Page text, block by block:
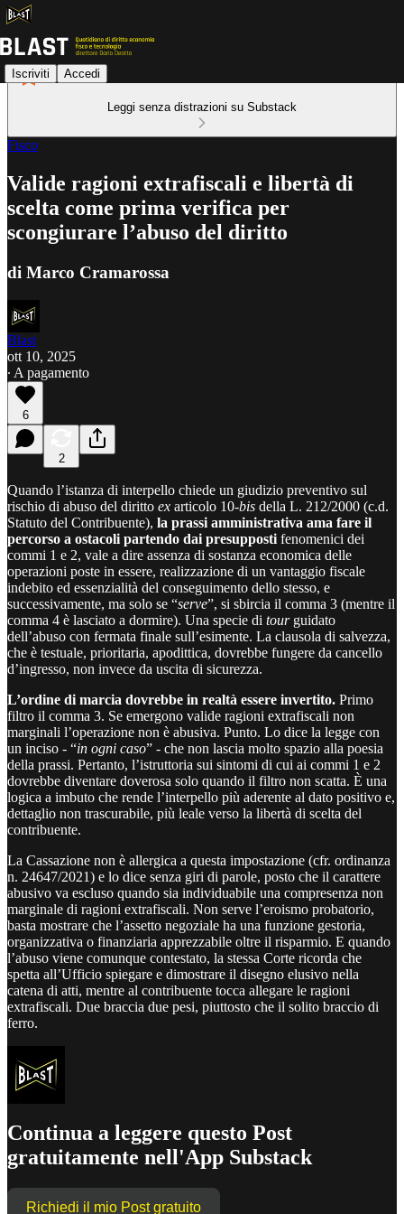
Iscriviti Accedi
Leggi senza distrazioni su Substack
Fisco
Valide ragioni extrafiscali e libertà di
scelta come prima verifica per
scongiurare l’abuso del diritto
di Marco Cramarossa
Blast
ott 10, 2025
∙ A pagamento
6
2
Quando l’istanza di interpello chiede un giudizio preventivo sul
rischio di abuso del diritto ex articolo 10-bis della L. 212/2000 (c.d.
Statuto del Contribuente), la prassi amministrativa ama fare il
percorso a ostacoli partendo dai presupposti fenomenici dei
commi 1 e 2, vale a dire assenza di sostanza economica delle
operazioni poste in essere, realizzazione di un vantaggio fiscale
indebito ed essenzialità del conseguimento dello stesso, e
successivamente, ma solo se “serve”, si sbircia il comma 3 (mentre il
comma 4 è lasciato a dormire). Una specie di tourguidato
dell’abuso con fermata finale sull’esimente. La clausola di salvezza,
che è testuale, prioritaria, apodittica, dovrebbe fungere da cancello
d’ingresso, non invece da uscita di sicurezza.
L’ordine di marcia dovrebbe in realtà essere invertito. Primo
filtro il comma 3. Se emergono valide ragioni extrafiscali non
marginali l’operazione non è abusiva. Punto. Lo dice la legge con
un inciso - “in ogni caso” - che non lascia molto spazio alla poesia
della prassi. Pertanto, l’istruttoria sui sintomi di cui ai commi 1 e 2
dovrebbe diventare doverosa solo quando il filtro non scatta. È una
logica a imbuto che rende l’interpello più aderente al dato positivo e,
dettaglio non trascurabile, più leale verso la libertà di scelta del
contribuente.
La Cassazione non è allergica a questa impostazione (cfr. ordinanza
n. 24647/2021) e lo dice senza giri di parole, posto che il carattere
abusivo va escluso quando sia individuabile una compresenza non
marginale di ragioni extrafiscali. Non serve l’eroismo probatorio,
basta mostrare che l’assetto negoziale ha una funzione gestoria,
organizzativa o finanziaria apprezzabile oltre il risparmio. E quando
l’abuso viene comunque contestato, la stessa Corte ricorda che
spetta all’Ufficio spiegare e dimostrare il disegno elusivo nella
catena di atti, mentre al contribuente tocca allegare le ragioni
extrafiscali. Due braccia due pesi, piuttosto che il solito braccio di
ferro.
Continua a leggere questo Post
gratuitamente nell'App Substack
Richiedi il mio Post gratuito